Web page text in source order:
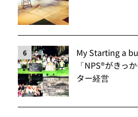
6
My Starting a
「NPS®️がきっ
ター経営